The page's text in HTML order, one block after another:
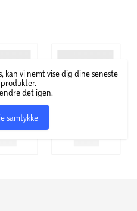
kan vi nemt vise dig dine seneste
det igen.
samtykke